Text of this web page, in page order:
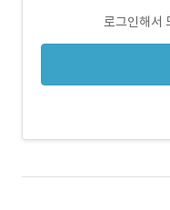
로그인해서